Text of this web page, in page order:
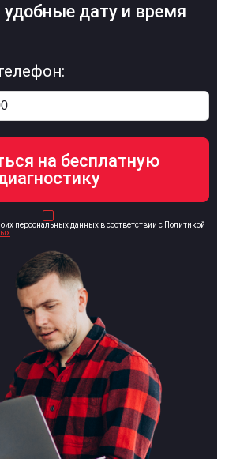
удобные дату и время
персональных данных в соответствии с Политикой